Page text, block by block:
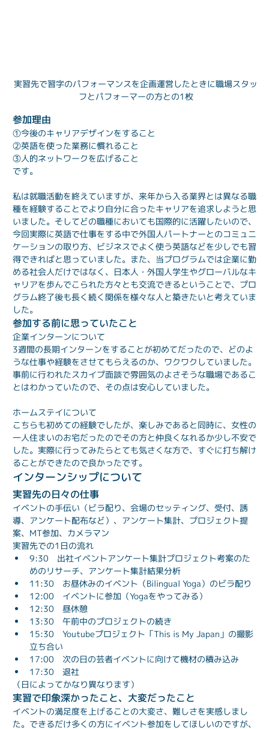
実習先で習字のパフォーマンスを企画運営したときに職場スタッ
フとパフォーマーの方との1枚
参加理由
①今後のキャリアデザインをすること
②英語を使った業務に慣れること
③人的ネットワークを広げること
です。
私は就職活動を終えていますが、来年から入る業界とは異なる職
種を経験することでより自分に合ったキャリアを追求しようと思
いました。そしてどの職種においても国際的に活躍したいので、
今回実際に英語で仕事をする中で外国人パートナーとのコミュニ
ケーションの取り方、ビジネスでよく使う英語などを少しでも習
得できればと思っていました。また、当プログラムでは企業に勤
める社会人だけではなく、日本人・外国人学生やグローバルなキ
ャリアを歩んでこられた方々とも交流できるということで、プロ
グラム終了後も長く続く関係を様々な人と築きたいと考えていま
した。
参加する前に思っていたこと
企業インターンについて
3週間の長期インターンをすることが初めてだったので、どのよ
うな仕事や経験をさせてもらえるのか、ワクワクしていました。
事前に行われたスカイプ面談で雰囲気のよさそうな職場であるこ
とはわかっていたので、その点は安心していました。
ホームステイについて
こちらも初めての経験でしたが、楽しみであると同時に、女性の
一人住まいのお宅だったのでその方と仲良くなれるか少し不安で
した。実際に行ってみたらとても気さくな方で、すぐに打ち解け
ることができたので良かったです。
インターンシップについて
実習先の日々の仕事
イベントの手伝い（ビラ配り、会場のセッティング、受付、誘
導、アンケート配布など）、アンケート集計、プロジェクト提
案、MT参加、カメラマン
実習先での1日の流れ
9:30　出社イベントアンケート集計プロジェクト考案のた
めのリサーチ、アンケート集計結果分析
11:30　お昼休みのイベント（Bilingual Yoga）のビラ配り
12:00　イベントに参加（Yogaをやってみる）
12:30　昼休憩
13:30　午前中のプロジェクトの続き
15:30　Youtubeプロジェクト「This is My Japan」の撮影
立ち合い
17:00　次の日の芸者イベントに向けて機材の積み込み
17:30　退社
（日によってかなり異なります）
実習で印象深かったこと、大変だったこと
イベントの満足度を上げることの大変さ、難しさを実感しまし
た。できるだけ多くの方にイベント参加をしてほしいのですが、